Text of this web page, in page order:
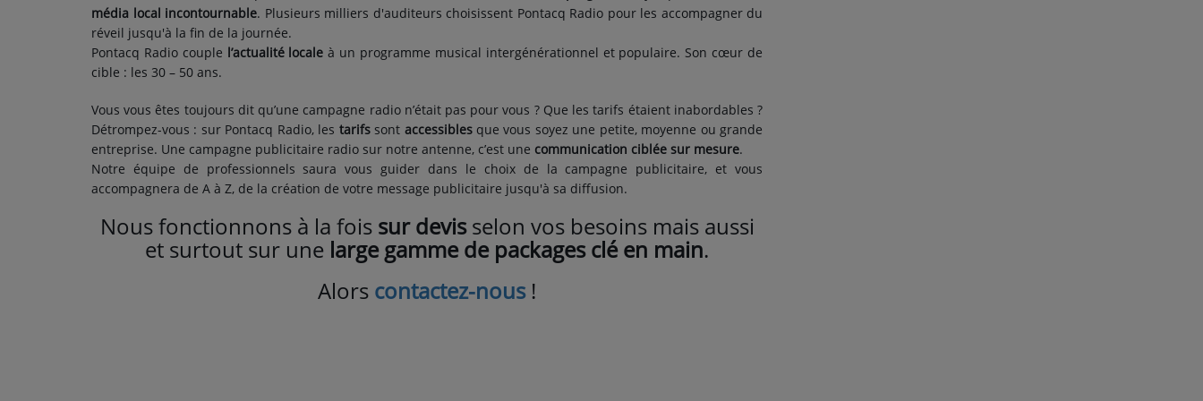
média local incontournable. Plusieurs milliers d'auditeurs choisissent Pontacq Radio pour les accompagner du
réveil jusqu'à la fin de la journée.
Pontacq Radio couple l’actualité locale à un programme musical intergénérationnel et populaire. Son cœur de
cible : les 30 – 50 ans.
Vous vous êtes toujours dit qu’une campagne radio n’était pas pour vous ? Que les tarifs étaient inabordables ?
Détrompez-vous : sur Pontacq Radio, les tarifssont accessiblesque vous soyez une petite, moyenne ou grande
entreprise. Une campagne publicitaire radio sur notre antenne, c’est une communication ciblée sur mesure.
Notre équipe de professionnels saura vous guider dans le choix de la campagne publicitaire, et vous
accompagnera de A à Z, de la création de votre message publicitaire jusqu'à sa diffusion.
Nous fonctionnons à la fois sur devisselon vos besoins mais aussi
et surtout sur une large gamme de packages clé en main.
Alors contactez-nous!